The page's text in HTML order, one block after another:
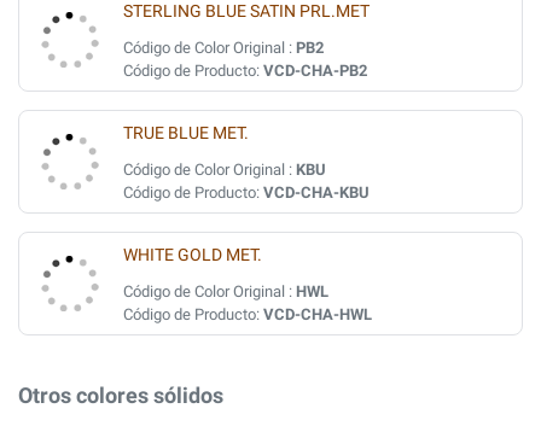
STERLING BLUE SATIN PRL.MET
Código de Color Original : PB2
Código de Producto: VCD-CHA-PB2
TRUE BLUE MET.
Código de Color Original : KBU
Código de Producto: VCD-CHA-KBU
WHITE GOLD MET.
Código de Color Original : HWL
Código de Producto: VCD-CHA-HWL
Otros colores sólidos